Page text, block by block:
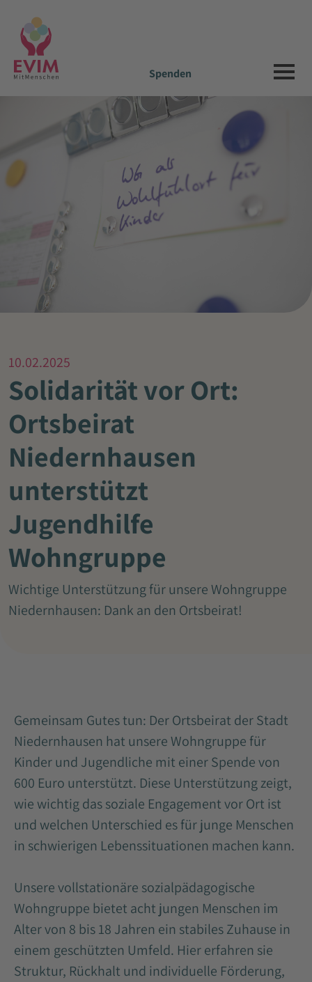
Spenden
10.02.2025
Solidarität vor Ort:
Ortsbeirat
Niedernhausen
unterstützt
Jugendhilfe
Wohngruppe
Wichtige Unterstützung für unsere Wohngruppe
Niedernhausen: Dank an den Ortsbeirat!
Gemeinsam Gutes tun: Der Ortsbeirat der Stadt
Niedernhausen hat unsere Wohngruppe für
Kinder und Jugendliche mit einer Spende von
600 Euro unterstützt. Diese Unterstützung zeigt,
wie wichtig das soziale Engagement vor Ort ist
und welchen Unterschied es für junge Menschen
in schwierigen Lebenssituationen machen kann.
Unsere vollstationäre sozialpädagogische
Wohngruppe bietet acht jungen Menschen im
Alter von 8 bis 18 Jahren ein stabiles Zuhause in
einem geschützten Umfeld. Hier erfahren sie
Struktur, Rückhalt und individuelle Förderung,